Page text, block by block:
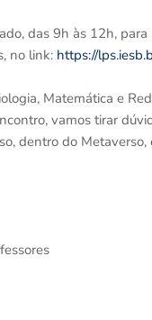
das 9h às 12h,
no link: https://
Matemática e
vamos tirar
dentro do